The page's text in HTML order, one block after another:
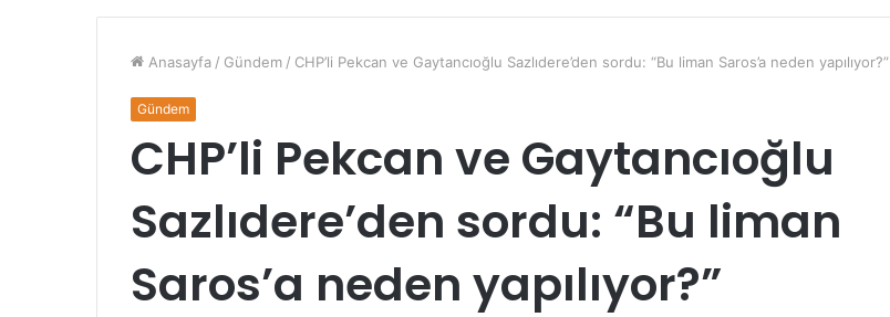
Anasayfa / Gündem / CHP’li Pekcan ve Gaytancıoğlu Sazlıdere’den sordu: “Bu liman Saros’a neden yapılıyor?”
Gündem
CHP’li Pekcan ve Gaytancıoğlu
Sazlıdere’den sordu: “Bu liman
Saros’a neden yapılıyor?”